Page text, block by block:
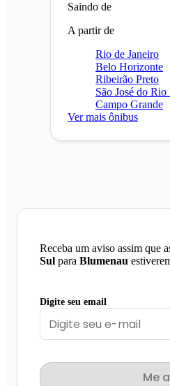
Saindo de
A partir de
Rio de Janeiro
Belo Horizonte
Ribeirão Preto
São José do Rio
Campo Grande
Ver mais ônibus
Receba um aviso assim que
Sul para Blumenau
Digite seu email
Me